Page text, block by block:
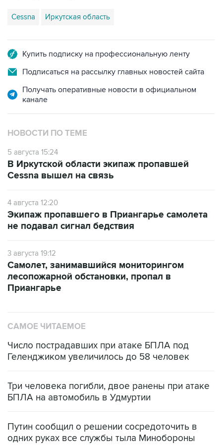
Cessna Иркутская область
Купить подписку на профессиональную ленту
Подписаться на рассылку главных новостей сайта
Получать оперативные новости в официальном
канале
НОВОСТИ ПО ТЕМЕ
5 августа 15:24
В Иркутской области экипаж пропавшей
Cessna вышел на связь
4 августа 12:20
Экипаж пропавшего в Приангарье самолета
не подавал сигнал бедствия
3 августа 19:12
Самолет, занимавшийся мониторингом
лесопожарной обстановки, пропал в
Приангарье
САМОЕ ЧИТАЕМОЕ
Число пострадавших при атаке БПЛА под
Геленджиком увеличилось до 58 человек
Три человека погибли, двое ранены при атаке
БПЛА на автомобиль в Удмуртии
Путин сообщил о решении сосредоточить в
одних руках все службы тыла Минобороны